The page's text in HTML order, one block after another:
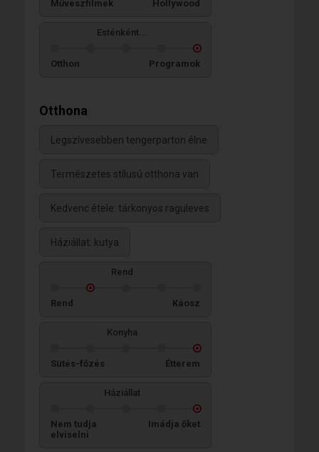
Művészfilmek Hollywood
Esténként...
Otthon Programok
Otthona
Legszívesebben tengerparton élne
Természetes stílusú otthona van
Kedvenc étele: tárkonyos raguleves
Háziállat: kutya
Rend
Rend Káosz
Konyha
Sütés-főzés Étterem
Háziállat
Nem tudja
elviselni
Imádja őket